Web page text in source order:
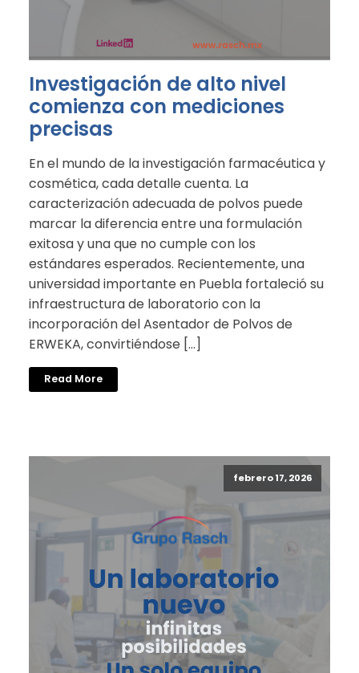
Investigación de alto nivel
comienza con mediciones
precisas
En el mundo de la investigación farmacéutica y
cosmética, cada detalle cuenta. La
caracterización adecuada de polvos puede
marcar la diferencia entre una formulación
exitosa y una que no cumple con los
estándares esperados. Recientemente, una
universidad importante en Puebla fortaleció su
infraestructura de laboratorio con la
incorporación del Asentador de Polvos de
ERWEKA, convirtiéndose […]
Read More
febrero 17, 2026